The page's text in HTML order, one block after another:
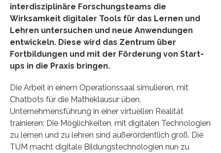
interdisziplinäre Forschungsteams die
Wirksamkeit digitaler Tools für das Lernen und
Lehren untersuchen und neue Anwendungen
entwickeln. Diese wird das Zentrum über
Fortbildungen und mit der Förderung von Start-
ups in die Praxis bringen.
Die Arbeit in einem Operationssaal simulieren, mit
Chatbots für die Matheklausur üben,
Unternehmensführung in einer virtuellen Realität
trainieren: Die Möglichkeiten, mit digitalen Technologien
zu lernen und zu lehren sind außerordentlich groß. Die
TUM macht digitale Bildungstechnologien nun zu